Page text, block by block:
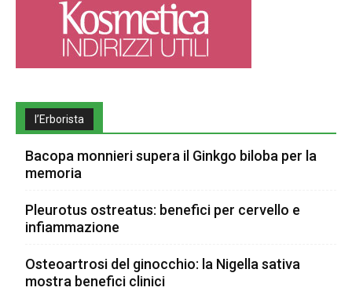
l’Erborista
Bacopa monnieri supera il Ginkgo biloba per la
memoria
Pleurotus ostreatus: benefici per cervello e
infiammazione
Osteoartrosi del ginocchio: la Nigella sativa
mostra benefici clinici